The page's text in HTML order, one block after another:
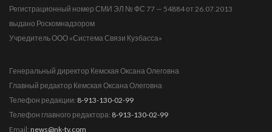
Регистрационный номер СМИ ЭЛ № ФС 77 — 54884 от 26.07.2013
выдано Роскомнадзором
Учредитель ООО «Система Связи Кузбасса»
Генеральный директор Кемская Оксана Олеговна
Главный редактор Кемская Оксана Олеговна
Телефон редакции: 8-913-130-02-99
Телефон главного редактора: 8-913-130-02-99
Email: news@nk-tv.com